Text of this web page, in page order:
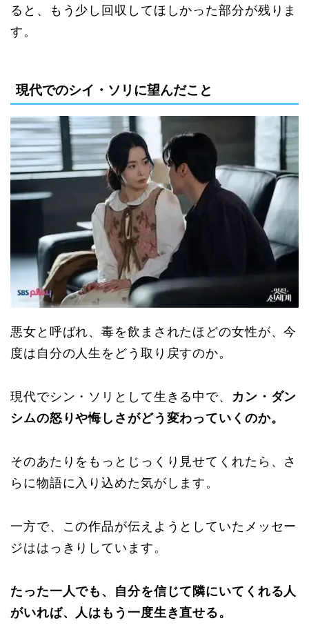
ると、もう少し回収してほしかった部分が残りま
す。
現代でのシイ・ソリに望んだこと
悪女と呼ばれ、毒を飲まされたほどの女性が、今
度は自分の人生をどう取り戻すのか。
現代でシン・ソリとして生きる中で、
カン・ダン
シムの怒りや悔しさがどう変わっていくのか。
そのあたりをもっとじっくり見せてくれたら、さ
らに物語に入り込めた気がします。
一方で、この作品が伝えようとしていたメッセー
ジははっきりしています。
たった一人でも、自分を信じて隣にいてくれる人
がいれば、人はもう一度生き直せる。